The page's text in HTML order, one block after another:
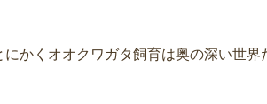
かくオオクワガタ飼育は奥の深い世界